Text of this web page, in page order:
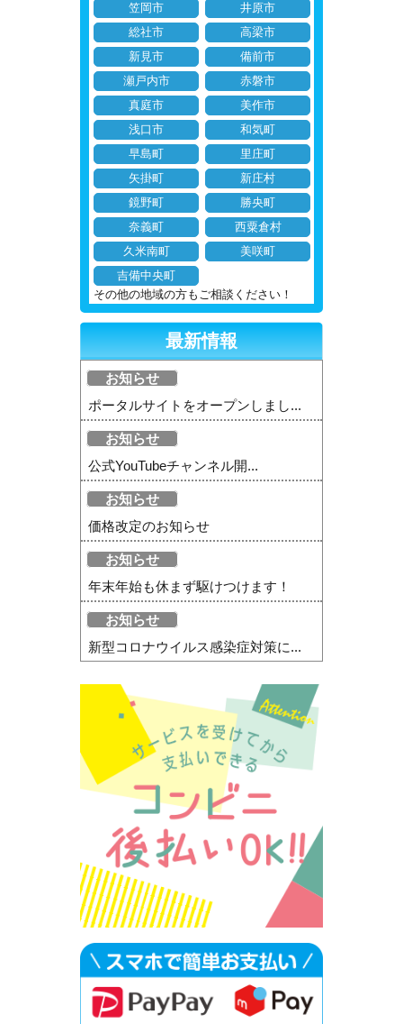
笠岡市
井原市
総社市
高梁市
新見市
備前市
瀬戸内市
赤磐市
真庭市
美作市
浅口市
和気町
早島町
里庄町
矢掛町
新庄村
鏡野町
勝央町
奈義町
西粟倉村
久米南町
美咲町
吉備中央町
その他の地域の方もご相談ください！
最新情報
お知らせ
ポータルサイトをオープンしまし...
お知らせ
公式YouTubeチャンネル開...
お知らせ
価格改定のお知らせ
お知らせ
年末年始も休まず駆けつけます！
お知らせ
新型コロナウイルス感染症対策に...